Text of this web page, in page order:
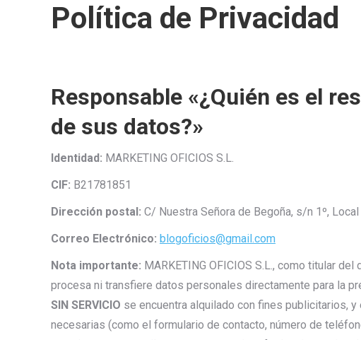
Política de Privacidad
Responsable «¿Quién es el
de sus datos?»
Identidad: MARKETING OFICIOS S.L.
CIF: B21781851
Dirección postal: C/ Nuestra Señora de Begoña, s/n 1º,
Correo Electrónico: blogoficios@gmail.com
Nota importante: MARKETING OFICIOS S.L., como titular del
procesa ni transfiere datos personales directamente para la
SIN SERVICIO se encuentra alquilado con fines publicitarios,
necesarias (como el formulario de contacto, número de